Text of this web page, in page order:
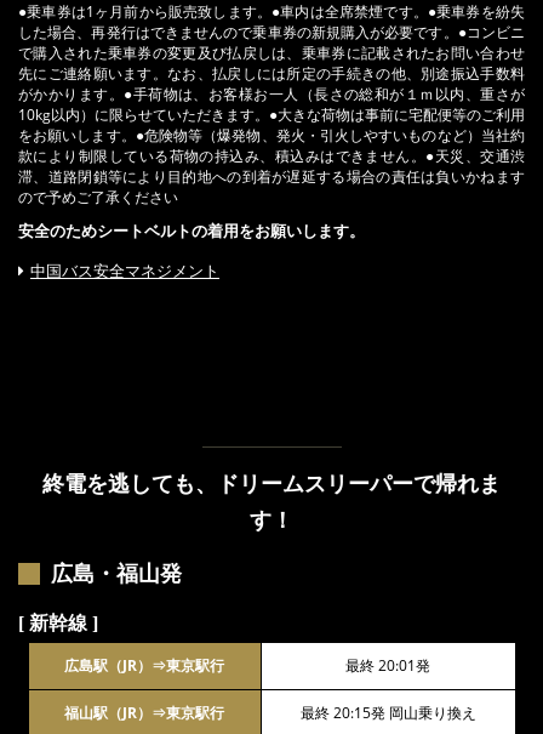
●乗車券は1ヶ月前から販売致します。●車内は全席禁煙です。●乗車券を紛失
した場合、再発行はできませんので乗車券の新規購入が必要です。●コンビニ
で購入された乗車券の変更及び払戻しは、乗車券に記載されたお問い合わせ
先にご連絡願います。なお、払戻しには所定の手続きの他、別途振込手数料
がかかります。●手荷物は、お客様お一人（長さの総和が１ｍ以内、重さが
10kg以内）に限らせていただきます。●大きな荷物は事前に宅配便等のご利用
をお願いします。●危険物等（爆発物、発火・引火しやすいものなど）当社約
款により制限している荷物の持込み、積込みはできません。●天災、交通渋
滞、道路閉鎖等により目的地への到着が遅延する場合の責任は負いかねます
ので予めご了承ください
安全のためシートベルトの着用をお願いします。
中国バス安全マネジメント
終電を逃しても、ドリームスリーパーで帰れま
す！
広島・福山発
[ 新幹線 ]
広島駅（JR）⇒東京駅行 最終 20:01発
福山駅（JR）⇒東京駅行 最終 20:15発 岡山乗り換え